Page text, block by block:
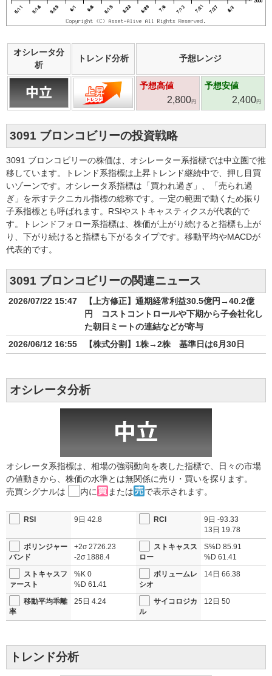
オシレータ分
析
トレンド分析 予想レンジ
予想高値
2,800円
予想安値
2,400円
3091 ブロンコビリーの投資戦略
3091 ブロンコビリーの株価は、オシレーター系指標では中立圏で推
移しています。トレンド系指標は上昇トレンド継続中で、押し目買
いゾーンです。オシレータ系指標は「買われ過ぎ」、「売られ過
ぎ」を示すテクニカル指標の総称です。一定の範囲で動くため振り
子系指標とも呼ばれます。RSIやストキャスティクスが代表的で
す。トレンドフォロー系指標は、株価が上がり続けると指標も上が
り、下がり続けると指標も下がるタイプです。移動平均やMACDが
代表的です。
3091 ブロンコビリーの関連ニュース
2026/07/22 15:47
【上方修正】通期経常利益30.5億円→40.2億
円 コストコントロールや下期から子会社化し
た朝日ミートの連結などが寄与
2026/06/12 16:55
【株式分割】1株→2株 基準日は6月30日
オシレータ分析
オシレータ系指標は、相場の強弱動向を表した指標で、日々の市場
の値動きから、株価の水準とは無関係に売り・買いを探ります。
売買シグナルは
内に または で表示されます。
RSI 9日 42.8 RCI 9日 -93.33
13日 19.78
ボリンジャー
バンド
+2σ2726.23
-2σ 1888.4
ストキャスス
ロー
S%D 85.91
%D 61.41
ストキャスフ
ァースト
%K 0
%D 61.41
ボリュームレ
シオ
14日 66.38
移動平均乖離
率
25日 4.24
サイコロジカ
ル
12日 50
トレンド分析